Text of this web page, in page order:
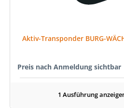
Aktiv-Transponder BURG-
Preis nach Anmeldung sichtbar
1 Ausführung